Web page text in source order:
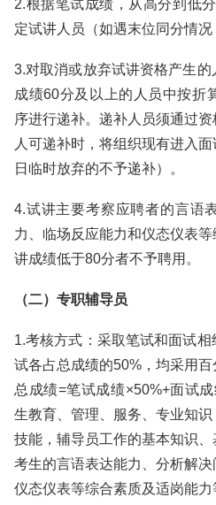
2.根据笔试成绩，从高分到低
定试讲人员（如遇末位同分情况
3.对取消或放弃试讲资格产生
成绩60分及以上的人员中按折
序进行递补。递补人员须通过
人可递补时，将组织现有进入
日临时放弃的不予递补）。
4.试讲主要考察应聘者的言语
力、临场反应能力和仪态仪表
讲成绩低于80分者不予聘用。
（二）专职辅导员
1.考核方式：采取笔试和面试
试各占总成绩的50%，均采用百
总成绩=笔试成绩×50%+面试
生教育、管理、服务、专业知
技能，辅导员工作的基本知识
考生的言语表达能力、分析解决
仪态仪表等综合素质及适岗能